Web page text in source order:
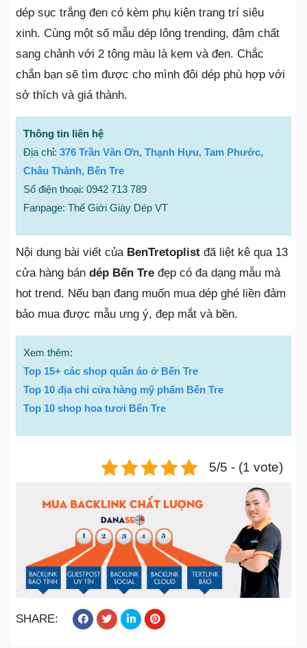
dép sục trắng đen có kèm phụ kiện trang trí siêu
xinh. Cùng một số mẫu dép lông trending, đậm chất
sang chảnh với 2 tông màu là kem và đen. Chắc
chắn bạn sẽ tìm được cho mình đôi dép phù hợp với
sở thích và giá thành.
Thông tin liên hệ
Địa chỉ: 376 Trần Văn Ơn, Thạnh Hựu, Tam Phước,
Châu Thành, Bến Tre
Số điện thoại: 0942 713 789
Fanpage: Thế Giới Giày Dép VT
Nội dung bài viết của BenTretoplist đã liệt kê qua 13
cửa hàng bán dép Bến Tre đẹp có đa dạng mẫu mà
hot trend. Nếu bạn đang muốn mua dép ghé liền đảm
bảo mua được mẫu ưng ý, đẹp mắt và bền.
Xem thêm:
Top 15+ các shop quần áo ở Bến Tre
Top 10 địa chỉ cửa hàng mỹ phẩm Bến Tre
Top 10 shop hoa tươi Bến Tre
5/5 - (1 vote)
SHARE: